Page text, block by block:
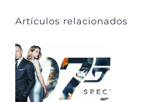
Artículos relacionados